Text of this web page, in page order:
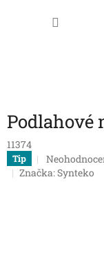
Podlahové
11374
Tip
Průměrné
hodnocení
Značka:Synteko